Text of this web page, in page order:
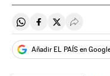
Compartir en
Compartir en
Compartir en
Añadir EL PAÍS en